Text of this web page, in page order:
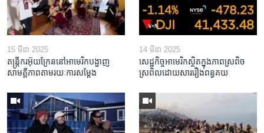
15 មីនា 2025
តន្ត្រីករ​អ៊ុយក្រែន​នៅ​អាមេរិក​បង្ហាញ​
សាមគ្គីភាព​តាម​រយៈ​ការសម្តែង
14 មីនា 2025
សេដ្ឋកិច្ច​អាមេរិក​ស្ថិត​ក្នុង​ភាពស្រពិច
ស្រពិល​ដោយសារ​រឿង​ពន្ធគយ